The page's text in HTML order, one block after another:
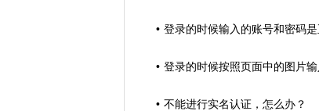
登录的时候输入的账号和密码
登录的时候按照页面中的图片
不能进行实名认证，怎么办？